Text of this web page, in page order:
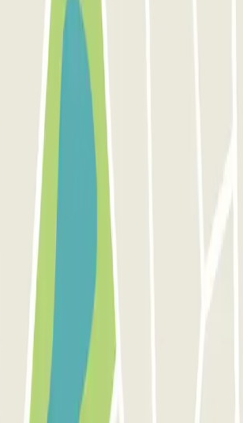
métodos de pago:
uso y contratación
cancelación